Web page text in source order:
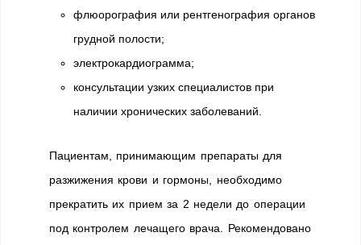
флюорография или рентгенография органов
грудной полости;
электрокардиограмма;
консультации узких специалистов при
наличии хронических заболеваний.
Пациентам, принимающим препараты для
разжижения крови и гормоны, необходимо
прекратить их прием за 2 недели до операции
под контролем лечащего врача. Рекомендовано